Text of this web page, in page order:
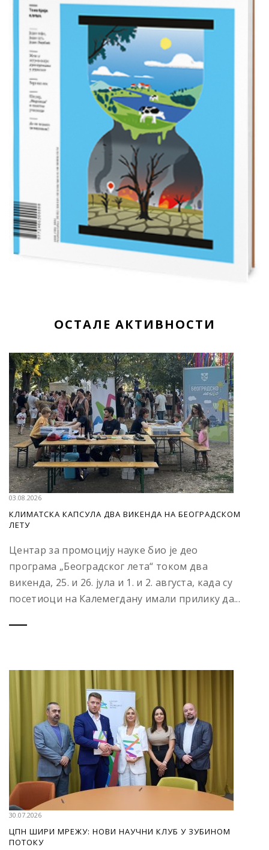
ОСТАЛЕ АКТИВНОСТИ
03.08.2026
КЛИМАТСКА КАПСУЛА ДВА ВИКЕНДА НА БЕОГРАДСКОМ
ЛЕТУ
Центар за промоцију науке био је део
програма „Београдског лета“ током два
викенда, 25. и 26. јула и 1. и 2. августа, када су
посетиоци на Калемегдану имали прилику да...
30.07.2026
ЦПН ШИРИ МРЕЖУ: НОВИ НАУЧНИ КЛУБ У ЗУБИНОМ
ПОТОКУ